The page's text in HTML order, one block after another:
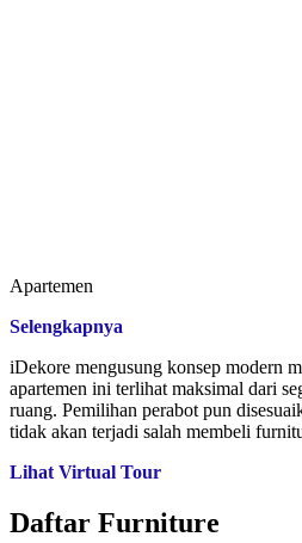
Apartemen
Selengkapnya
iDekore mengusung konsep modern
apartemen ini terlihat maksimal dari
ruang. Pemilihan perabot pun
tidak akan terjadi salah membeli
Lihat Virtual Tour
Daftar Furniture